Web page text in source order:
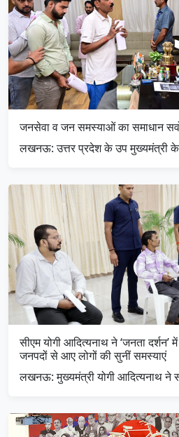
जनसेवा व जन समस्याओं का समाधान
लखनऊ: उत्तर प्रदेश के उप मुख्यमंत्री
सीएम योगी आदित्यनाथ ने ‘जनता
जनपदों से आए लोगों की सुनीं समस्याएं
लखनऊ: मुख्यमंत्री योगी आदित्यनाथ ने